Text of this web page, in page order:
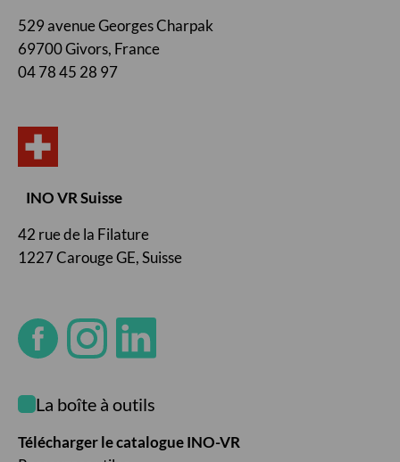
529 avenue Georges Charpak
69700 Givors, France
04 78 45 28 97
INO VR Suisse
42 rue de la Filature
1227 Carouge GE, Suisse
La boîte à outils
Télécharger le catalogue INO-VR